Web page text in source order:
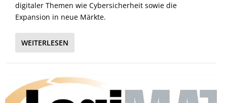
digitaler Themen wie Cybersicherheit sowie die
Expansion in neue Märkte.
WEITERLESEN